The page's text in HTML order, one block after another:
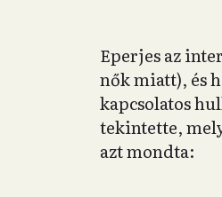
Eperjes az
nők miatt), és
kapcsolatos
tekintette,
azt mondta: